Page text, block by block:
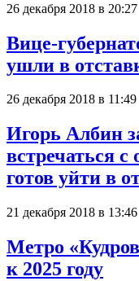
26 декабря 2018 в 20:27
Вице-
ушли в
26 декабря 2018 в 11:49
Игорь Албин
встречаться
готов уйти в
21 декабря 2018 в 13:46
Метро
к 2025 году